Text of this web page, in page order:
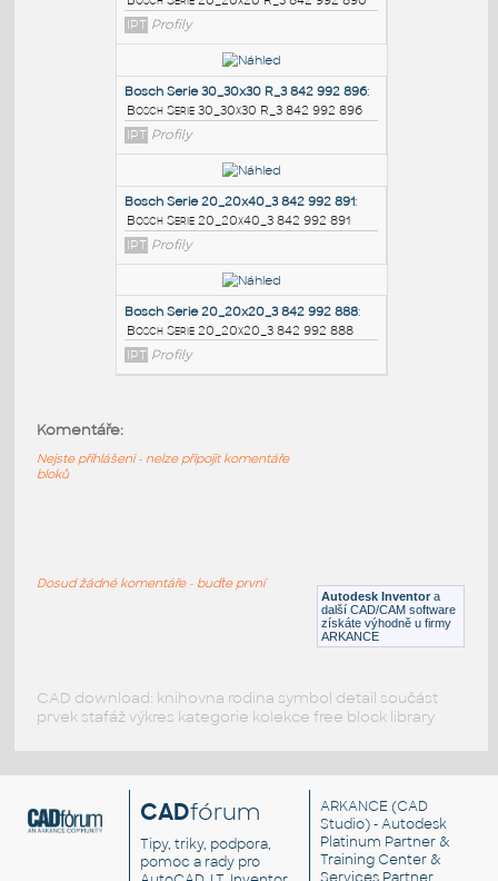
PODOBNÉ BLOKY
Bosch Serie 20_20x20 R_3 842 992 890
Bosch Serie 20_20x20 R_3 842 992 890
IPT Profily
Bosch Serie 30_30x30 R_3 842 992 896
Bosch Serie 30_30x30 R_3 842 992 896
IPT Profily
Bosch Serie 20_20x40_3 842 992 891
Bosch Serie 20_20x20_3 842 992 888
Autodesk Inventor a
další CAD/CAM software
získáte výhodně u firmy
ARKANCE
Komentáře:
Nejste přihlášeni - nelze připojit komentáře
bloků
Dosud žádné komentáře - buďte první
CAD download: knihovna rodina symbol detail součást
prvek stafáž výkres kategorie kolekce free block library
CADfórum
Tipy, triky, podpora,
pomoc a rady pro
ARKANCE (CAD
Studio) - Autodesk
Platinum Partner &
Training Center &